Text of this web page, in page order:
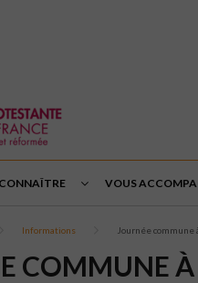
VOUS
Informations Journée commune
COMMUNE À